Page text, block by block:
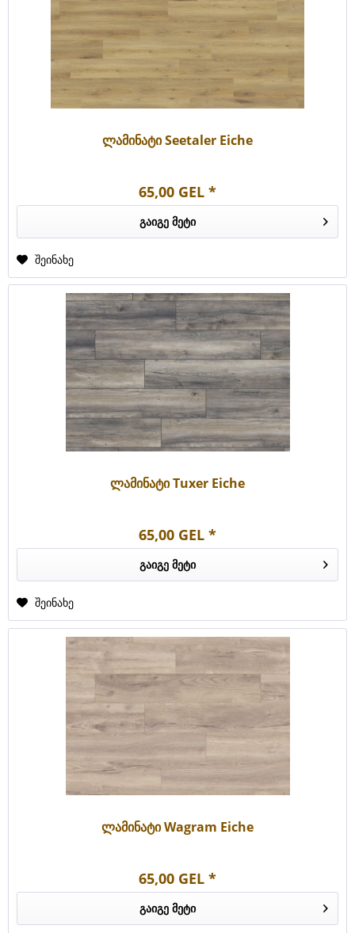
ლამინატი Seetaler Eiche
65,00 GEL *
გაიგე მეტი
შეინახე
ლამინატი Tuxer Eiche
65,00 GEL *
გაიგე მეტი
შეინახე
ლამინატი Wagram Eiche
65,00 GEL *
გაიგე მეტი